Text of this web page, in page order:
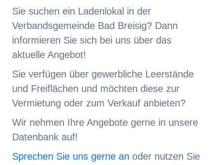
Sie suchen ein Ladenlokal in der
Verbandsgemeinde Bad Breisig? Dann
informieren Sie sich bei uns über das
aktuelle Angebot!
Sie verfügen über gewerbliche Leerstände
und Freiflächen und möchten diese zur
Vermietung oder zum Verkauf anbieten?
Wir nehmen Ihre Angebote gerne in unsere
Datenbank auf!
Sprechen Sie uns gerne an oder nutzen Sie